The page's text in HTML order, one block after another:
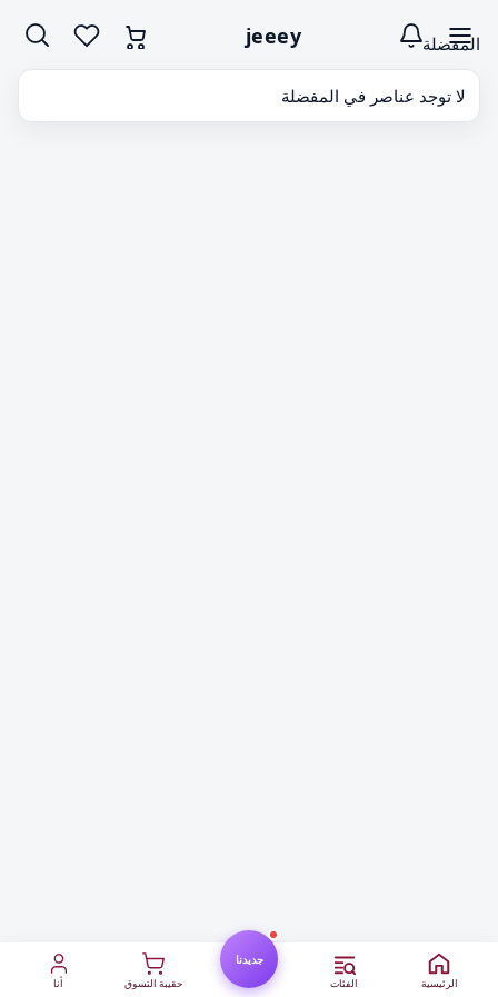
jeeey المفضلة
لا توجد عناصر في المفضلة
الرئيسية الفئات
جديدنا
حقيبة التسوق أنا